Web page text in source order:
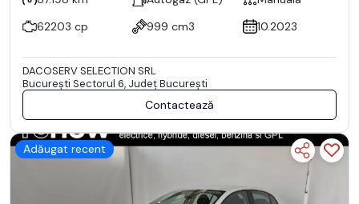
62203 cp
999 cm3 10.2023
DACOSERV SELECTION SRL
Bucureşti Sectorul 6, Județ București
Contactează
Adăugat recent